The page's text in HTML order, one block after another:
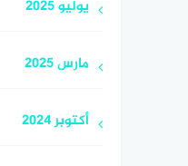
يوليو 2025
مارس 2025
أكتوبر 2024